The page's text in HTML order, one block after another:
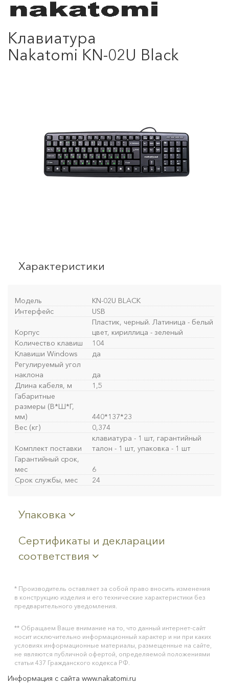
Клавиатура
Nakatomi KN-02U Black
Характеристики
Модель
KN-02U BLACK
Интерфейс
USB
Корпус
Пластик, черный. Латиница - белый
цвет, кириллица - зеленый
Количество клавиш
104
Клавиши Windows
да
Регулируемый угол
наклона
да
Длина кабеля, м
1,5
Габаритные
размеры (В*Ш*Г,
мм)
440*137*23
Вес (кг)
0,374
Комплект поставки
клавиатура - 1 шт, гарантийный
талон - 1 шт, упаковка - 1 шт
Гарантийный срок,
мес
6
Срок службы, мес
24
Упаковка
Сертификаты и декларации
соответствия
* Производитель оставляет за собой право вносить изменения
в конструкцию изделия и его технические характеристики без
предварительного уведомления.
** Обращаем Ваше внимание на то, что данный интернет-сайт
носит исключительно информационный характер и ни при каких
условиях информационные материалы, размещенные на сайте,
не являются публичной офертой, определяемой положениями
статьи 437 Гражданского кодекса РФ.
Информация с сайта www.nakatomi.ru